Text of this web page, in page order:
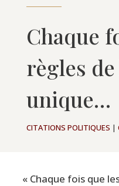
Chaque
règles
unique…
CITATIONS POLITIQUES |
« Chaque fois que